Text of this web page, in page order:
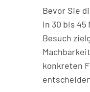
Bevor Sie
In 30 bis
Besuch
konkreten